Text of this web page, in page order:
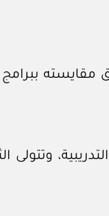
مقايسته
وتتولى